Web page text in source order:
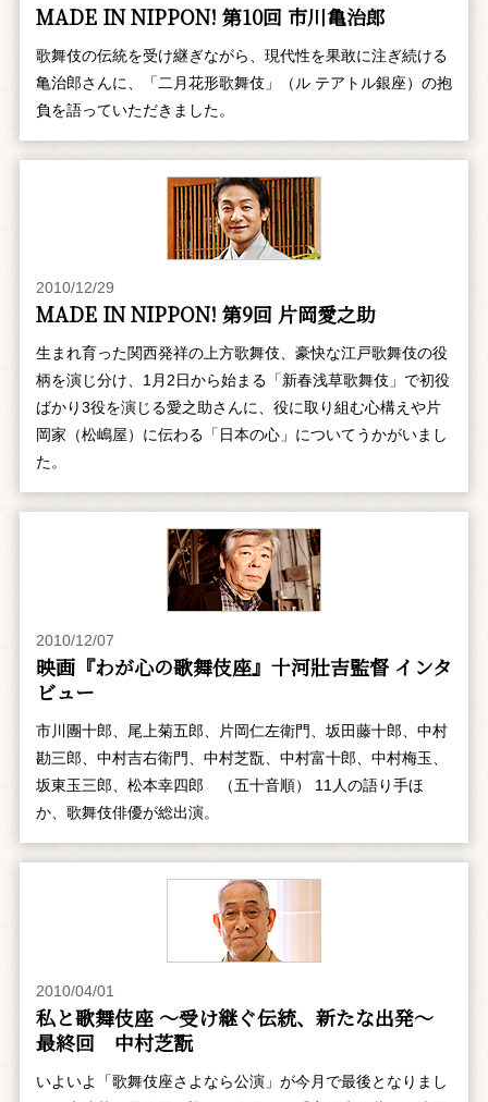
MADE IN NIPPON! 第10回 市川亀治郎
歌舞伎の伝統を受け継ぎながら、現代性を果敢に注ぎ続ける
亀治郎さんに、「二月花形歌舞伎」（ル テアトル銀座）の抱
負を語っていただきました。
2010/12/29
MADE IN NIPPON! 第9回 片岡愛之助
生まれ育った関西発祥の上方歌舞伎、豪快な江戸歌舞伎の役
柄を演じ分け、1月2日から始まる「新春浅草歌舞伎」で初役
ばかり3役を演じる愛之助さんに、役に取り組む心構えや片
岡家（松嶋屋）に伝わる「日本の心」についてうかがいまし
た。
2010/12/07
映画『わが心の歌舞伎座』十河壯吉監督 インタ
ビュー
市川團十郎、尾上菊五郎、片岡仁左衛門、坂田藤十郎、中村
勘三郎、中村吉右衛門、中村芝翫、中村富十郎、中村梅玉、
坂東玉三郎、松本幸四郎 （五十音順） 11人の語り手ほ
か、歌舞伎俳優が総出演。
2010/04/01
私と歌舞伎座 ～受け継ぐ伝統、新たな出発～
最終回 中村芝翫
いよいよ「歌舞伎座さよなら公演」が今月で最後となりまし